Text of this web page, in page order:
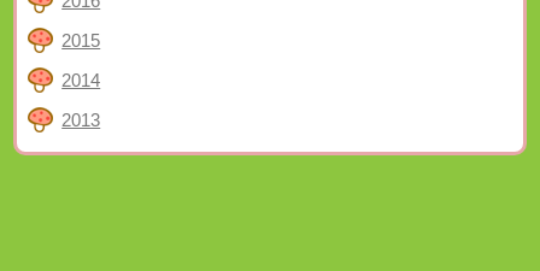
2015
2014
2013